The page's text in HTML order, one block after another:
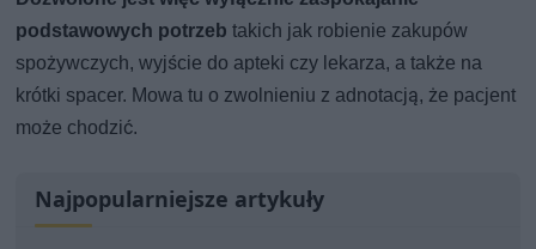
podstawowych potrzeb takich jak robienie zakupów
spożywczych, wyjście do apteki czy lekarza, a także na
krótki spacer. Mowa tu o zwolnieniu z adnotacją, że pacjent
może chodzić.
Najpopularniejsze artykuły